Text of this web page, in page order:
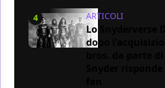
4 ARTICOLI
Lo Snyderverse
dopo